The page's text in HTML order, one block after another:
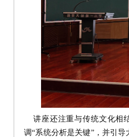
讲座还注重与传统文化相
调“系统分析是关键”，并引